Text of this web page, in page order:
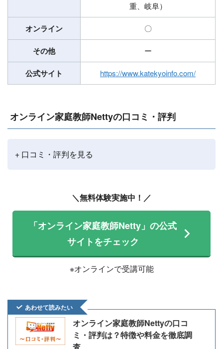
重、岐阜）
オンライン 〇
その他 ー
公式サイト https://www.katekyoinfo.com/
オンライン家庭教師Nettyの口コミ・評判
+ 口コミ・評判を見る
＼無料体験実施中！／
「オンライン家庭教師Netty」の公式
サイトをチェック
※オンラインで受講可能
あわせて読みたい
オンライン家庭教師Nettyの口コ
ミ・評判は？特徴や料金を徹底調